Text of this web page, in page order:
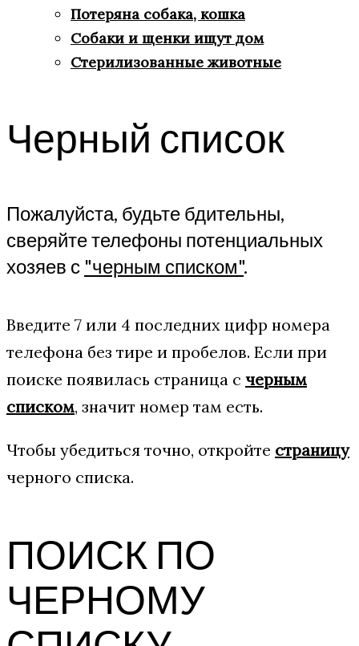
Потеряна собака, кошка
Собаки и щенки ищут дом
Стерилизованные животные
Черный список
Пожалуйста, будьте бдительны,
сверяйте телефоны потенциальных
хозяев с "черным списком".
Введите 7 или 4 последних цифр номера
телефона без тире и пробелов. Если при
поиске появилась страница с черным
списком, значит номер там есть.
Чтобы убедиться точно, откройте страницу
черного списка.
ПОИСК ПО
ЧЕРНОМУ